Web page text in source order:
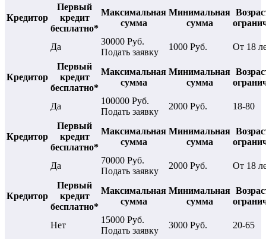
Кредитор
Первый
кредит
бесплатно*
Максимальная
сумма
Минимальная
сумма
Да
30000 Руб.
Подать заявку
1000 Руб. От 18
Кредитор
Первый
кредит
бесплатно*
Максимальная
сумма
Минимальная
сумма
Да
100000 Руб.
Подать заявку
2000 Руб. 18-80
Кредитор
Первый
кредит
бесплатно*
Максимальная
сумма
Минимальная
сумма
Да
70000 Руб.
Подать заявку
2000 Руб. От 18
Кредитор
Первый
кредит
бесплатно*
Максимальная
сумма
Минимальная
сумма
Нет
15000 Руб.
Подать заявку
3000 Руб. 20-65